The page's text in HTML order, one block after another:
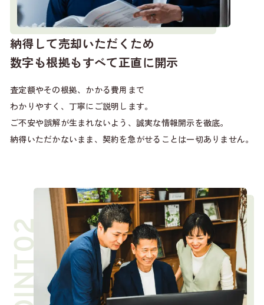
納得して売却いただくため
数字も根拠もすべて正直に開示
査定額やその根拠、かかる費用まで
わかりやすく、丁寧にご説明します。
ご不安や誤解が生まれないよう、誠実な情報開示を徹底。
納得いただかないまま、契約を急がせることは一切ありません。